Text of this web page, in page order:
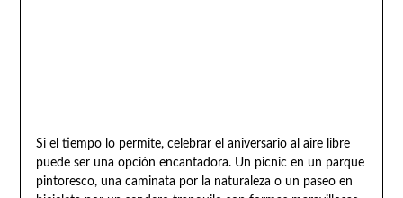
Si el tiempo lo permite, celebrar el aniversario al aire libre
puede ser una opción encantadora. Un picnic en un parque
pintoresco, una caminata por la naturaleza o un paseo en